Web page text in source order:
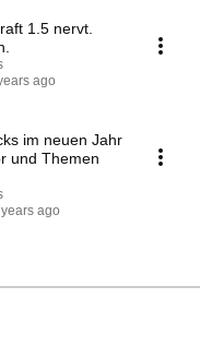
1.5 nervt.
ago
im neuen Jahr
und Themen
ago